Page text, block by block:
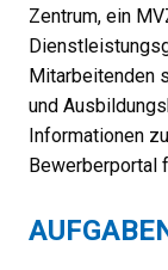
Zentrum, ein
Mitarbeitenden
und
Informationen
Bewerberportal